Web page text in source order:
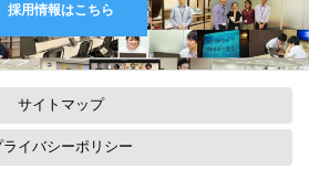
採用情報はこちら
サイトマップ
ライバシーポリシー